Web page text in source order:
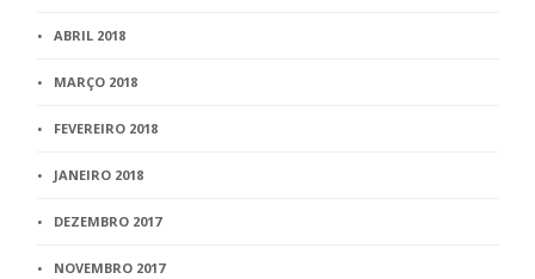
ABRIL 2018
MARÇO 2018
FEVEREIRO 2018
JANEIRO 2018
DEZEMBRO 2017
NOVEMBRO 2017